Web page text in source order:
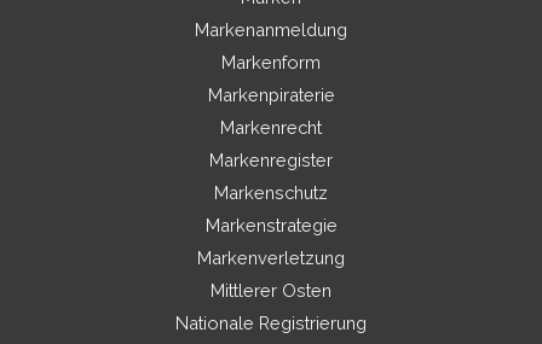
Markenanmeldung
Markenform
Markenpiraterie
Markenrecht
Markenregister
Markenschutz
Markenstrategie
Markenverletzung
Mittlerer Osten
Nationale Registrierung